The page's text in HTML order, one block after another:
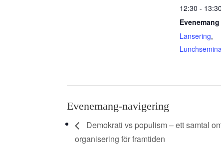
12:30 - 13:30
Lansering,
Evenemang-navigering
Demokrati vs populism – ett samtal
organisering för framtiden